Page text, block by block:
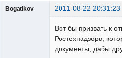
Bogatikov 2011-08-22 20:31:23
Вот бы призвать к
Ростехнадзора,
документы, дабы